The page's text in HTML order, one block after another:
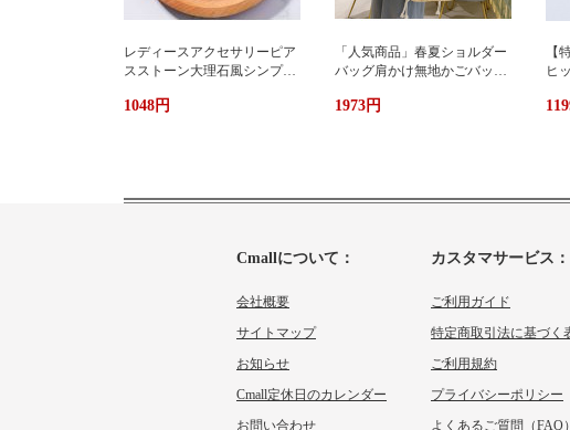
レディースアクセサリーピア
スストーン大理石風シンプル
1048円
「人気商品」春夏ショルダー
バッグ肩かけ無地かごバッグ
1973円
【
ヒ
ン
Cmallについて：
会社概要
サイトマップ
お知らせ
Cmall定休日のカレンダー
お問い合わせ
カスタマサービス：
ご利用ガイド
特定商取引法に基づく
ご利用規約
プライバシーポリシー
よくあるご質問（FAQ）